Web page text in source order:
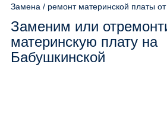
Замена / ремонт материнской платы
Заменим или
материнскую плату на
Бабушкинской